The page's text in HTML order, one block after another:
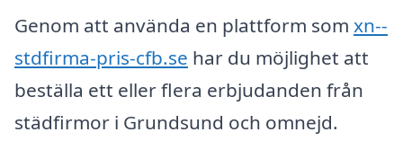
Genom att använda en plattform som xn--
stdfirma-pris-cfb.se har du möjlighet att
beställa ett eller flera erbjudanden från
städfirmor i Grundsund och omnejd.